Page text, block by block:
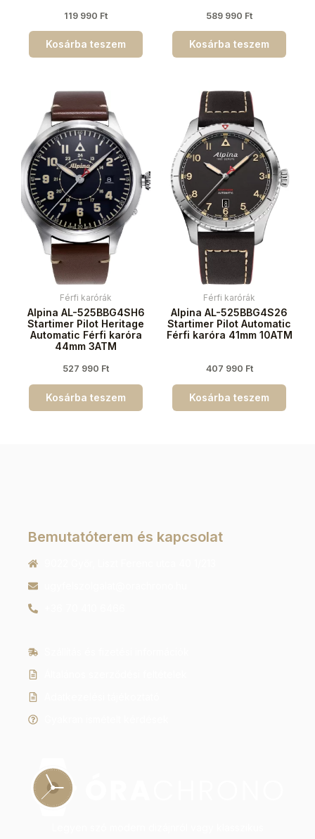
119 990 Ft
Kosárba teszem
589 990 Ft
Kosárba teszem
Férfi karórák
Alpina AL-525BBG4SH6
Startimer Pilot Heritage
Automatic Férfi karóra
44mm 3ATM
527 990 Ft
Kosárba teszem
Férfi karórák
Alpina AL-525BBG4S26
Startimer Pilot Automatic
Férfi karóra 41mm 10ATM
407 990 Ft
Kosárba teszem
Bemutatóterem és kapcsolat